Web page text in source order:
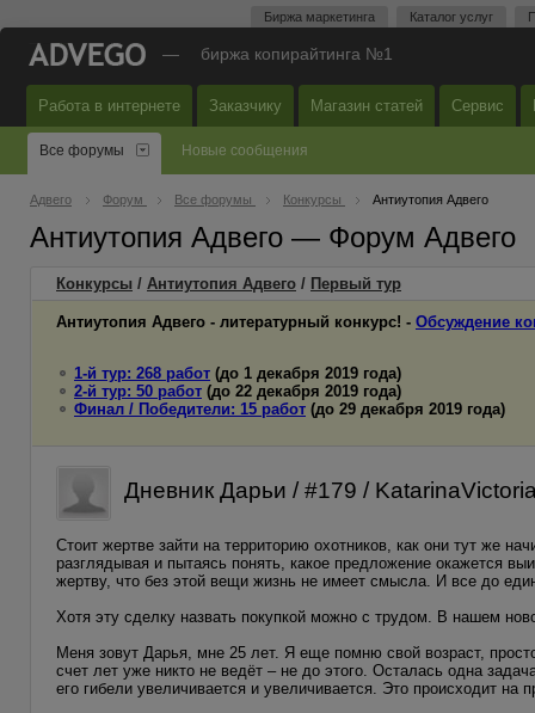
Биржа маркетинга Каталог услуг
— биржа копирайтинга №1
Работа в интернете Заказчику Магазин статей Сервис
Все форумы Новые сообщения
Адвего Форум Все форумы Конкурсы Антиутопия Адвего
Антиутопия Адвего — Форум Адвего
Конкурсы / Антиутопия Адвего / Первый тур
Антиутопия Адвего - литературный конкурс! - Обсуждение
1-й тур: 268 работ (до 1 декабря 2019 года)
2-й тур: 50 работ (до 22 декабря 2019 года)
Финал / Победители: 15 работ (до 29 декабря 2019 года)
Дневник Дарьи / #179 /
Стоит жертве зайти на территорию охотников, как они тут же
разглядывая и пытаясь понять, какое предложение окажется
жертву, что без этой вещи жизнь не имеет смысла. И все до
Хотя эту сделку назвать покупкой можно с трудом. В нашем
Меня зовут Дарья, мне 25 лет. Я еще помню свой возраст,
счет лет уже никто не ведёт – не до этого. Осталась одна
его гибели увеличивается и увеличивается. Это происходит на